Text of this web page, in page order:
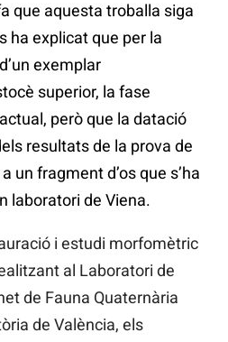
que aquesta troballa siga
ha explicat que per la
exemplar
superior, la fase
però que la datació
resultats de la prova de
un fragment d’os que s’ha
laboratori de Viena.
i estudi morfomètric
al Laboratori de
de Fauna Quaternària
de València, els